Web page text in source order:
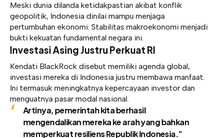
Meski dunia dilanda ketidakpastian akibat konflik
geopolitik, Indonesia dinilai mampu menjaga
pertumbuhan ekonomi. Stabilitas makroekonomi menjadi
bukti kekuatan fundamental negara ini.
Investasi Asing Justru Perkuat RI
Kendati BlackRock disebut memiliki agenda global,
investasi mereka di Indonesia justru membawa manfaat.
Ini termasuk meningkatnya kepercayaan investor dan
menguatnya pasar modal nasional.
Artinya, pemerintah kita berhasil
mengendalikan mereka ke arah yang bahkan
memperkuat resiliens Republik Indonesia.”